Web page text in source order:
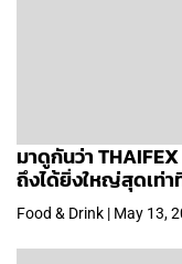
มาดูกันว่า
ถึงได้ยิ่งใหญ่สุดเท่า
Food & Drink | May 13,